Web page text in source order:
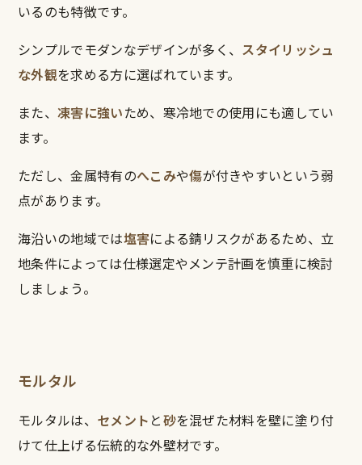
いるのも特徴です。
シンプルでモダンなデザインが多く、 スタイリッシュ
な外観を求める方に選ばれています。
また、 凍害に強いため、寒冷地での使用にも適してい
ます。
ただし、金属特有のへこみや傷が付きやすいという弱
点があります。
海沿いの地域では塩害による錆リスクがあるため、立
地条件によっては仕様選定やメンテ計画を慎重に検討
しましょう。
モルタル
モルタルは、 セメント と砂を混ぜた材料を壁に塗り付
けて仕上げる伝統的な外壁材です。